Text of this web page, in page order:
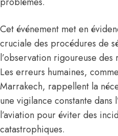
Cet événement met en
cruciale des procédures de
l’observation rigoureuse des
Les erreurs humaines,
Marrakech, rappellent la
une vigilance constante dans
l’aviation pour éviter des
catastrophiques.